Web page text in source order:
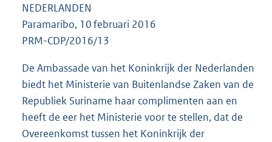
NEDERLANDEN
Paramaribo, 10 februari 2016
PRM-CDP/2016/13
De Ambassade van het Koninkrijk der Nederlanden
biedt het Ministerie van Buitenlandse Zaken van de
Republiek Suriname haar complimenten aan en
heeft de eer het Ministerie voor te stellen, dat de
Overeenkomst tussen het Koninkrijk der